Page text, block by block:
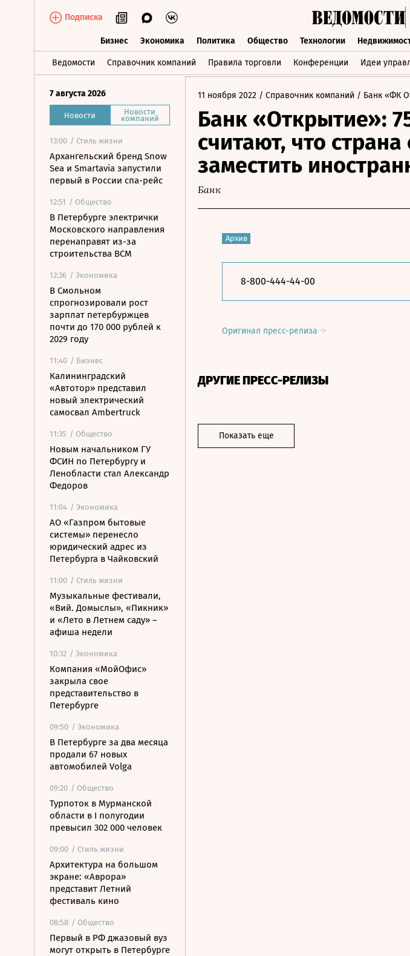
Подписка
Бизнес Экономика Политика Общество Технологии
Ведомости Справочник компаний Правила торговли Конференции Идеи
Бизнес Экономика Политика Общество Технологии
7 августа 2026
Новости Новости
компаний
13:00 / Стиль жизни
Архангельский бренд Snow
Sea и Smartavia запустили
первый в России спа-рейс
12:51 / Общество
В Петербурге электрички
Московского направления
перенаправят из-за
строительства ВСМ
12:36 / Экономика
В Смольном
спрогнозировали рост
зарплат петербуржцев
почти до 170 000 рублей к
2029 году
11:40 / Бизнес
Калининградский
«Автотор» представил
новый электрический
самосвал Ambertruck
11:35 / Общество
Новым начальником ГУ
ФСИН по Петербургу и
Ленобласти стал Александр
Федоров
11:04 / Экономика
АО «Газпром бытовые
системы» перенесло
юридический адрес из
Петербурга в Чайковский
11:00 / Стиль жизни
Музыкальные фестивали,
«Вий. Домыслы», «Пикник»
и «Лето в Летнем саду» –
афиша недели
10:32 / Экономика
Компания «МойОфис»
закрыла свое
представительство в
Петербурге
09:50 / Экономика
В Петербурге за два месяца
продали 67 новых
автомобилей Volga
09:20 / Общество
Турпоток в Мурманской
области в I полугодии
превысил 302 000 человек
09:00 / Стиль жизни
Архитектура на большом
экране: «Аврора»
представит Летний
фестиваль кино
08:58 / Общество
Первый в РФ джазовый вуз
могут открыть в Петербурге
11 ноября 2022 / Справочник компаний / Банк «ФК
Банк «Открытие»:
считают, что
заместить
Банк
Архив
8-800-444-44-00
Оригинал пресс-релиза
ДРУГИЕ ПРЕСС-РЕЛИЗЫ
Показать еще